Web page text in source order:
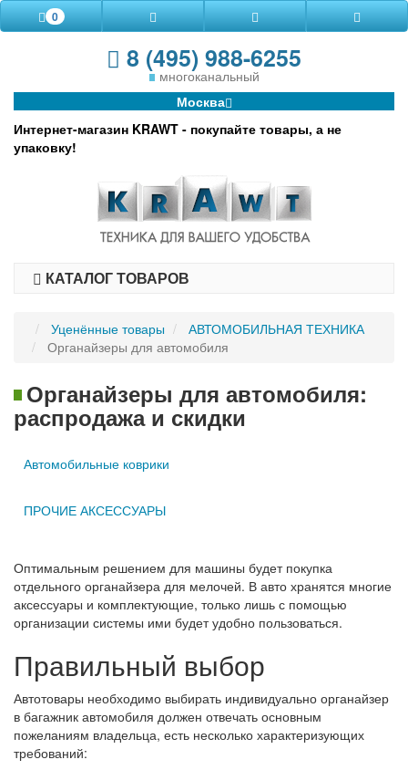
0
8 (495) 988-6255
многоканальный
Москва
Интернет-магазин KRAWT - покупайте товары, а не
упаковку!
КАТАЛОГ ТОВАРОВ
Уценённые товары
АВТОМОБИЛЬНАЯ ТЕХНИКА
Органайзеры для автомобиля
Органайзеры для автомобиля:
распродажа и скидки
Автомобильные коврики
ПРОЧИЕ АКСЕССУАРЫ
Оптимальным решением для машины будет покупка
отдельного органайзера для мелочей. В авто хранятся многие
аксессуары и комплектующие, только лишь с помощью
организации системы ими будет удобно пользоваться.
Правильный выбор
Автотовары необходимо выбирать индивидуально органайзер
в багажник автомобиля должен отвечать основным
пожеланиям владельца, есть несколько характеризующих
требований: